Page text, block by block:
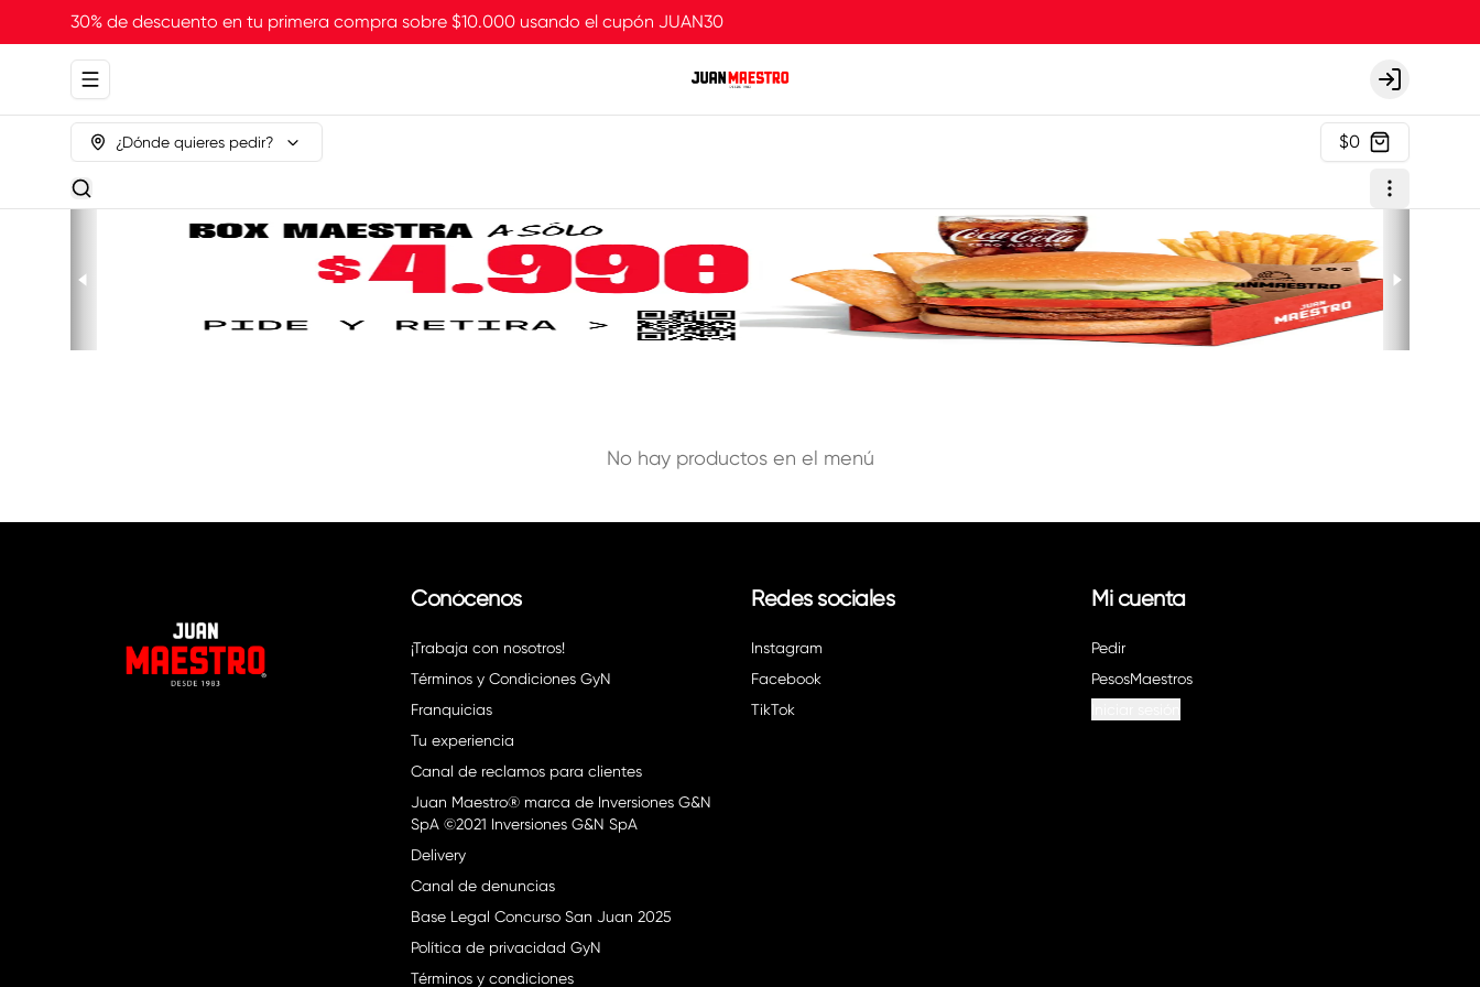
30% de descuento en tu primera compra sobre $10.000 usando el cupón JUAN30
Abrir menu de navegación Login
¿Dónde quieres pedir? $0
No hay productos en el menú
Conócenos
¡Trabaja con nosotros!
Términos y Condiciones GyN
Franquicias
Tu experiencia
Canal de reclamos para clientes
Juan Maestro® marca de Inversiones G&N
SpA ©2021 Inversiones G&N SpA
Delivery
Canal de denuncias
Base Legal Concurso San Juan 2025
Política de privacidad GyN
Términos y condiciones
Redes sociales
Instagram
Facebook
TikTok
Mi cuenta
Pedir
PesosMaestros